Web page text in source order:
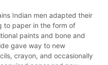
Indian men adapted their
to paper in the form of
paints and bone and
gave way to new
crayon, and occasionally